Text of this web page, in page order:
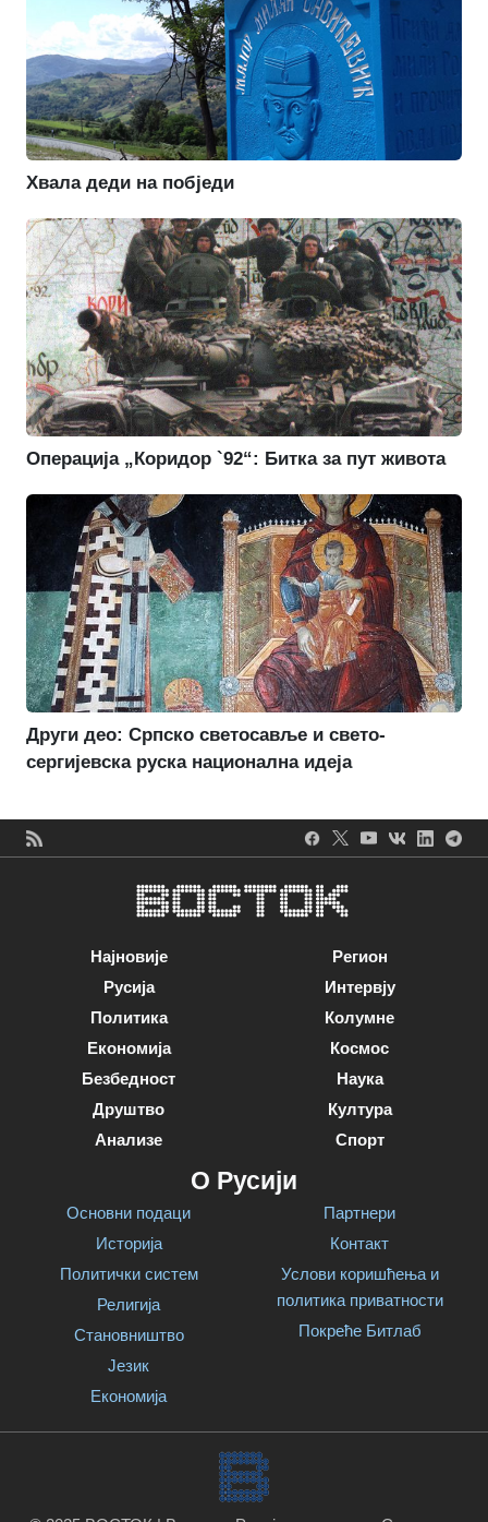
Хвала деди на побједи
Операција „Коридор `92“: Битка за пут живота
Други део: Српско светосавље и свето-
сергијевска руска национална идеја
Најновије
Русија
Политика
Економија
Безбедност
Друштво
Анализе
Регион
Интервју
Колумне
Космос
Наука
Култура
Спорт
О Русији
Основни подаци
Историја
Политички систем
Религија
Становништво
Језик
Економија
Партнери
Контакт
Услови коришћења и
политика приватности
Покреће Битлаб